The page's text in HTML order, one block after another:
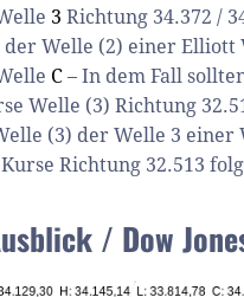
3 Richtung 34.372 /
Welle (2) einer Elliott
C – In dem Fall
Welle (3) Richtung
(3) der Welle 3 einer
Richtung 32.513
/ Dow